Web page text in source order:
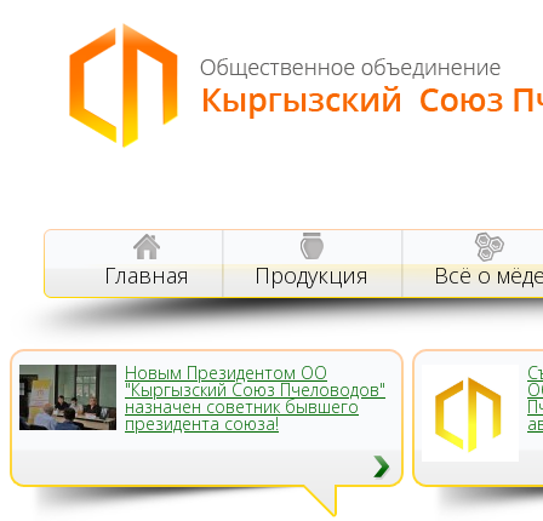
Главная Продукция Всё о
Новым Президентом ОО
"Кыргызский Союз Пчеловодов"
назначен советник бывшего
президента союза!